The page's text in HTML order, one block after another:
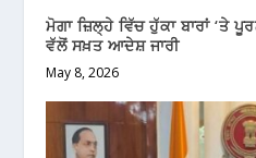
ਮੋਗਾ ਜ਼ਿਲ੍ਹੇ ਵਿੱਚ ਹੁੱਕਾ ਬਾਰਾਂ ‘ਤੇ
ਵੱਲੋਂ ਸਖ਼ਤ ਆਦੇਸ਼ ਜਾਰੀ
May 8, 2026